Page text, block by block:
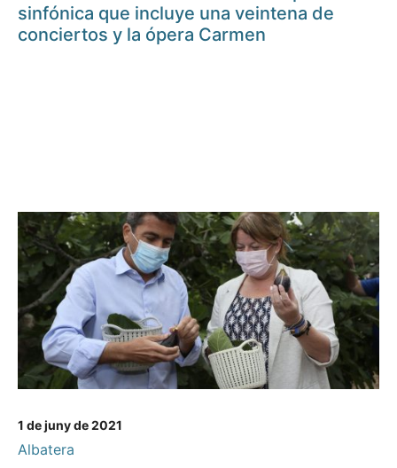
sinfónica que incluye una veintena de
conciertos y la ópera Carmen
1 de juny de 2021
Albatera